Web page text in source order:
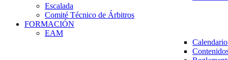
Escalada
Comité Técnico de Árbitros
FORMACIÓN
EAM